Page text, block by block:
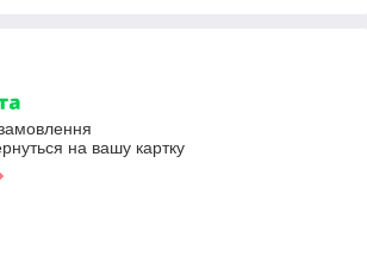
на вашу картку